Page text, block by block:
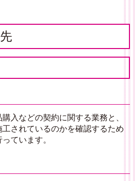
入などの契約に関する業務と、
されているのかを確認するため
ています。